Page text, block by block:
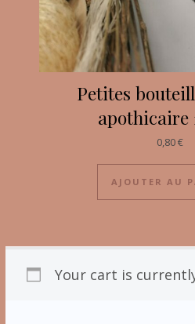
Petites
apothicaire
0,80€
AJOUTER AU
Your cart is